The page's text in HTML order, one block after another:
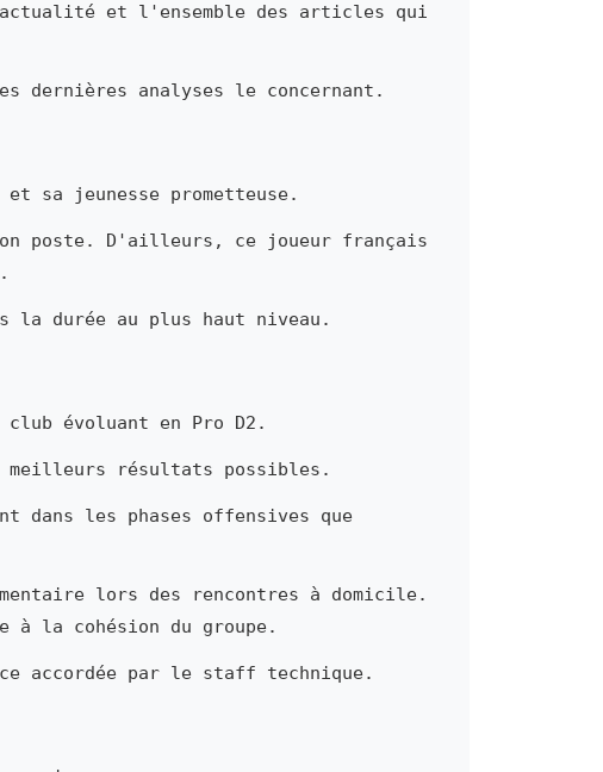
et l'ensemble des articles qui
analyses le concernant.
sa jeunesse prometteuse.
poste. D'ailleurs, ce joueur français
durée au plus haut niveau.
évoluant en Pro D2.
résultats possibles.
les phases offensives que
lors des rencontres à domicile.
à la cohésion du groupe.
accordée par le staff technique.